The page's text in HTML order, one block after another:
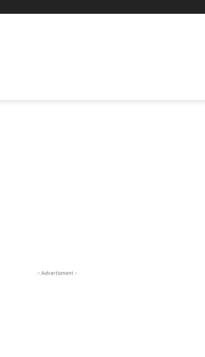
- Advertisment -